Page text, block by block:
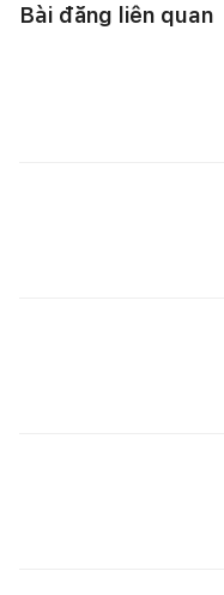
Bài đăng liên quan